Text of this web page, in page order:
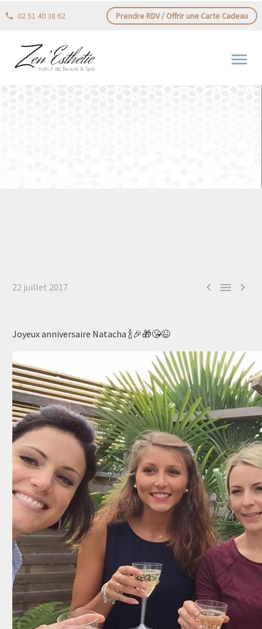
02 51 40 38 62 Prendre RDV / Offrir une Carte Cadeau
  
22 juillet 2017
Joyeux anniversaire Natacha 🍾🎉🎁😘😉